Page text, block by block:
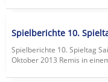
Spielberichte 10.
Spielberichte 10. Spieltag
Oktober 2013 Remis in